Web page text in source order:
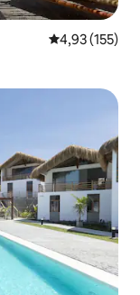
Gemiddelde
4,93 (155)